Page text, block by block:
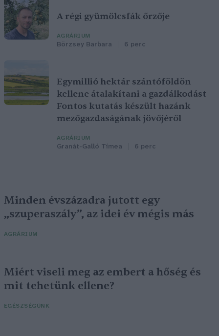
A régi gyümölcsfák őrzője
AGRÁRIUM
Börzsey Barbara 6 perc
Egymillió hektár szántóföldön
kellene átalakítani a gazdálkodást –
Fontos kutatás készült hazánk
mezőgazdaságának jövőjéről
AGRÁRIUM
Granát-Galló Tímea 6 perc
Minden évszázadra jutott egy
„szuperaszály”, az idei év mégis más
AGRÁRIUM
Miért viseli meg az embert a hőség és
mit tehetünk ellene?
EGÉSZSÉGÜNK